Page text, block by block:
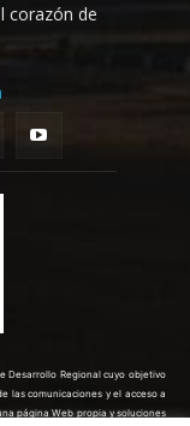
corazón de
Desarrollo Regional cuyo objetivo
las comunicaciones y el acceso a
página Web propia y soluciones